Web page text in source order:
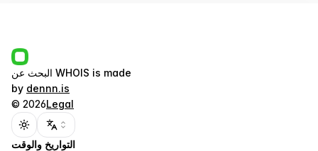
البحث عن WHOIS is made
by dennn.is
© 2026Legal
Toggle theme
التواريخ والوقت